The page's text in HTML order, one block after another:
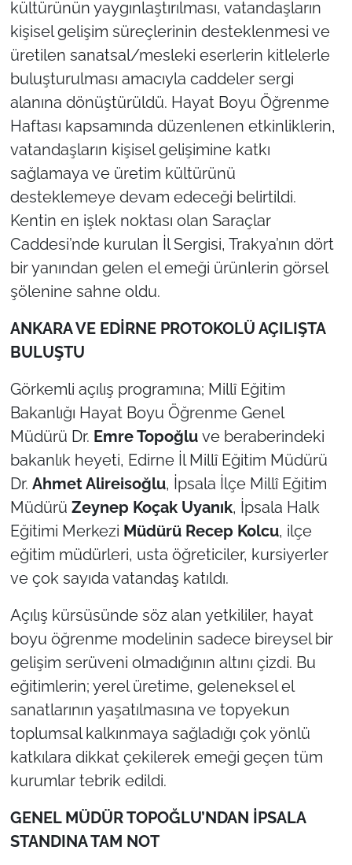
kültürünün yaygınlaştırılması, vatandaşların
kişisel gelişim süreçlerinin desteklenmesi ve
üretilen sanatsal/mesleki eserlerin kitlelerle
buluşturulması amacıyla caddeler sergi
alanına dönüştürüldü. Hayat Boyu Öğrenme
Haftası kapsamında düzenlenen etkinliklerin,
vatandaşların kişisel gelişimine katkı
sağlamaya ve üretim kültürünü
desteklemeye devam edeceği belirtildi.
Kentin en işlek noktası olan Saraçlar
Caddesi’nde kurulan İl Sergisi, Trakya’nın dört
bir yanından gelen el emeği ürünlerin görsel
şölenine sahne oldu.
ANKARA VE EDİRNE PROTOKOLÜ AÇILIŞTA
BULUŞTU
Görkemli açılış programına; Millî Eğitim
Bakanlığı Hayat Boyu Öğrenme Genel
Müdürü Dr. Emre Topoğlu ve beraberindeki
bakanlık heyeti, Edirne İl Millî Eğitim Müdürü
Dr. Ahmet Alireisoğlu, İpsala İlçe Millî Eğitim
Müdürü Zeynep Koçak Uyanık, İpsala Halk
Eğitimi Merkezi Müdürü Recep Kolcu, ilçe
eğitim müdürleri, usta öğreticiler, kursiyerler
ve çok sayıda vatandaş katıldı.
Açılış kürsüsünde söz alan yetkililer, hayat
boyu öğrenme modelinin sadece bireysel bir
gelişim serüveni olmadığının altını çizdi. Bu
eğitimlerin; yerel üretime, geleneksel el
sanatlarının yaşatılmasına ve topyekun
toplumsal kalkınmaya sağladığı çok yönlü
katkılara dikkat çekilerek emeği geçen tüm
kurumlar tebrik edildi.
GENEL MÜDÜR TOPOĞLU’NDAN İPSALA
STANDINA TAM NOT